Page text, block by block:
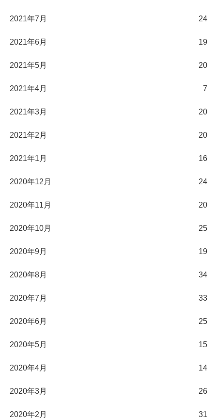
2021年7月 24
2021年6月 19
2021年5月 20
2021年4月 7
2021年3月 20
2021年2月 20
2021年1月 16
2020年12月 24
2020年11月 20
2020年10月 25
2020年9月 19
2020年8月 34
2020年7月 33
2020年6月 25
2020年5月 15
2020年4月 14
2020年3月 26
2020年2月 31